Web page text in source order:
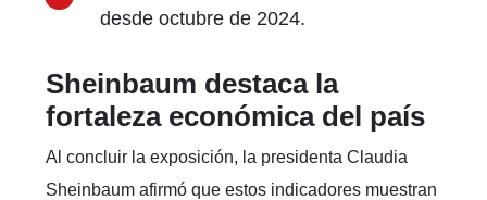
desde octubre de 2024.
Sheinbaum destaca la
fortaleza económica del país
Al concluir la exposición, la presidenta Claudia
Sheinbaum afirmó que estos indicadores muestran